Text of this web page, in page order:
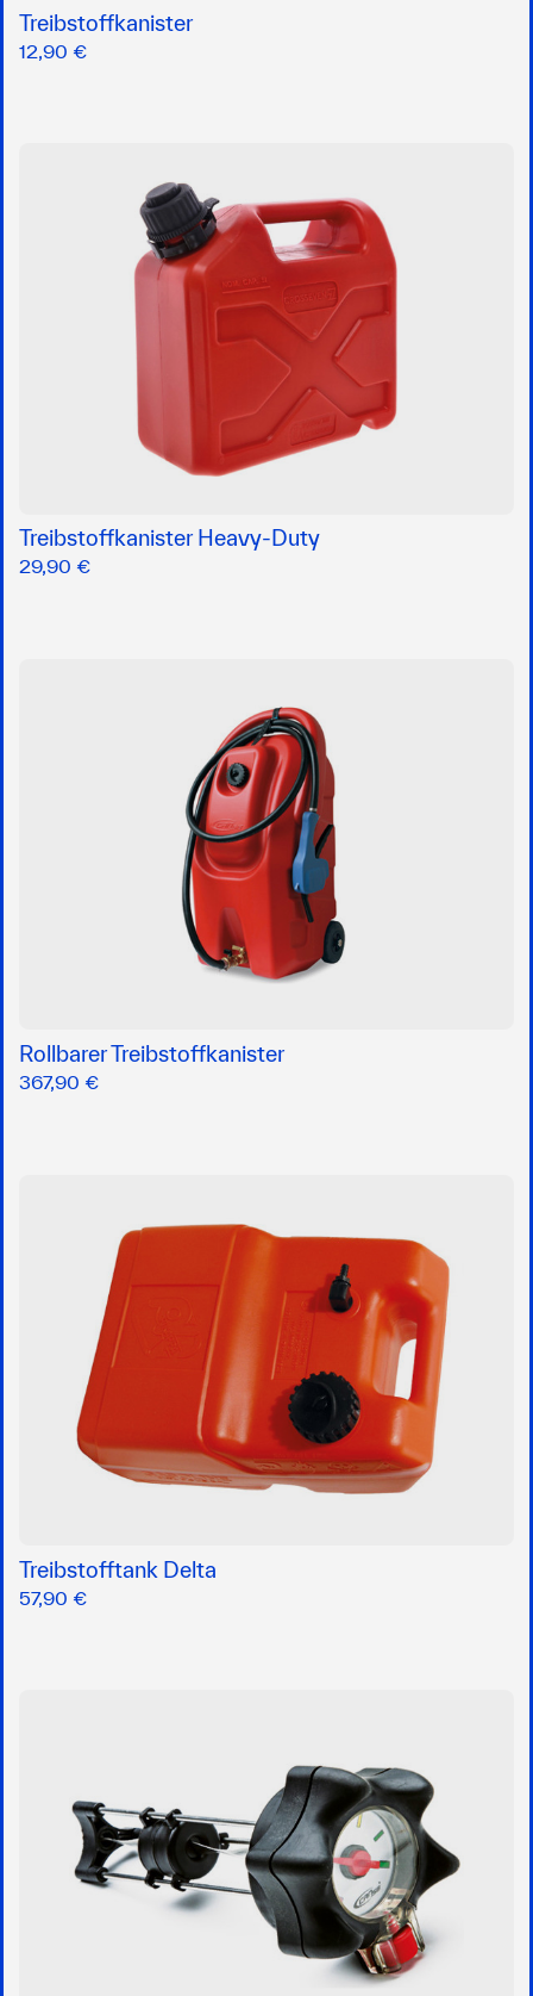
Treibstoffkanister
12,90 €
Treibstoffkanister Heavy-Duty
29,90 €
Rollbarer Treibstoffkanister
367,90 €
Treibstofftank Delta
57,90 €